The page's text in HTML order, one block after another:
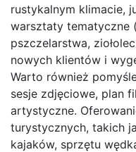
rustykalnym klimacie,
warsztaty tematyczne
pszczelarstwa,
nowych klientów i
Warto również
sesje zdjęciowe, plan
artystyczne.
turystycznych, takich
kajaków, sprzętu